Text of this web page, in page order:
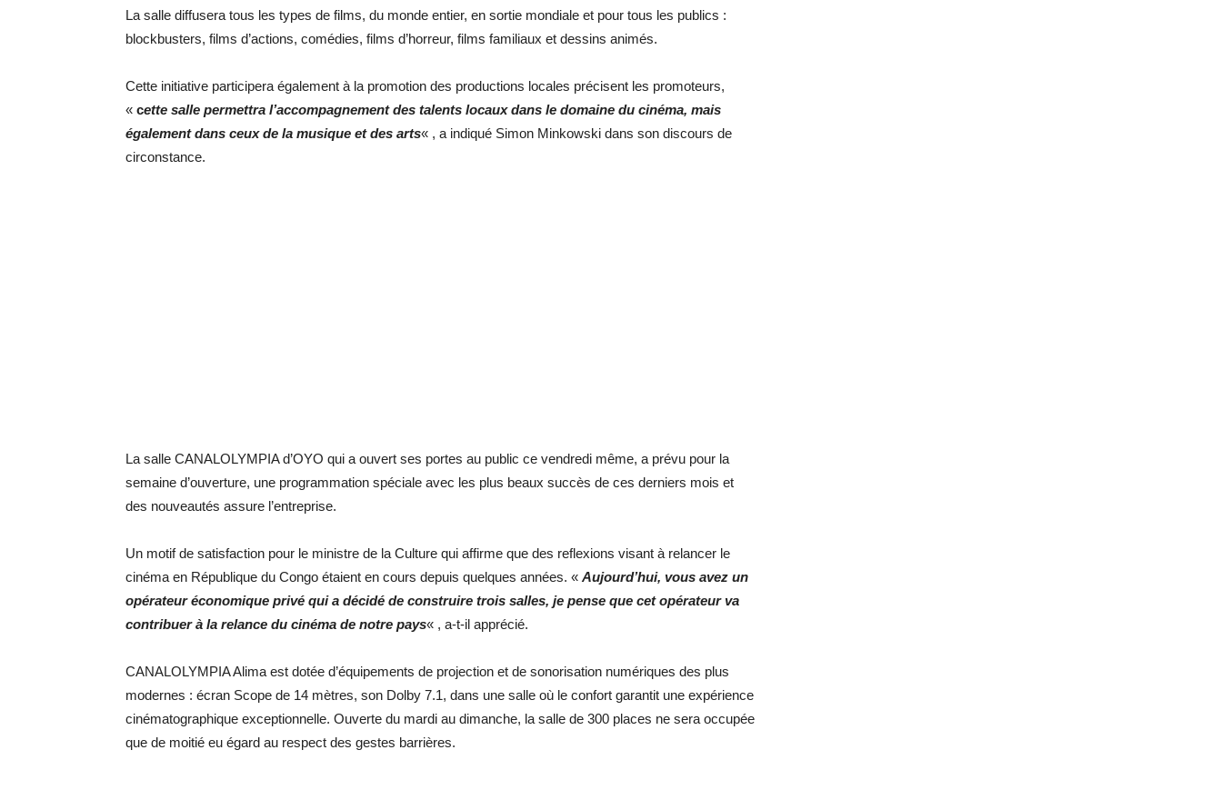
La salle diffusera tous les types de films, du monde entier, en sortie mondiale et pour tous les publics :
blockbusters, films d’actions, comédies, films d’horreur, films familiaux et dessins animés.
Cette initiative participera également à la promotion des productions locales précisent les promoteurs,
« cette salle permettra l’accompagnement des talents locaux dans le domaine du cinéma, mais
également dans ceux de la musique et des arts« , a indiqué Simon Minkowski dans son discours de
circonstance.
La salle CANALOLYMPIA d’OYO qui a ouvert ses portes au public ce vendredi même, a prévu pour la
semaine d’ouverture, une programmation spéciale avec les plus beaux succès de ces derniers mois et
des nouveautés assure l’entreprise.
Un motif de satisfaction pour le ministre de la Culture qui affirme que des reflexions visant à relancer le
cinéma en République du Congo étaient en cours depuis quelques années. « Aujourd’hui, vous avez un
opérateur économique privé qui a décidé de construire trois salles, je pense que cet opérateur va
contribuer à la relance du cinéma de notre pays« , a-t-il apprécié.
CANALOLYMPIA Alima est dotée d’équipements de projection et de sonorisation numériques des plus
modernes : écran Scope de 14 mètres, son Dolby 7.1, dans une salle où le confort garantit une expérience
cinématographique exceptionnelle. Ouverte du mardi au dimanche, la salle de 300 places ne sera occupée
que de moitié eu égard au respect des gestes barrières.